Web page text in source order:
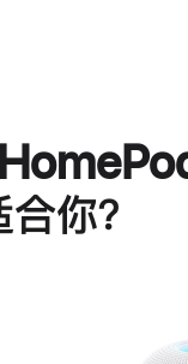
你？